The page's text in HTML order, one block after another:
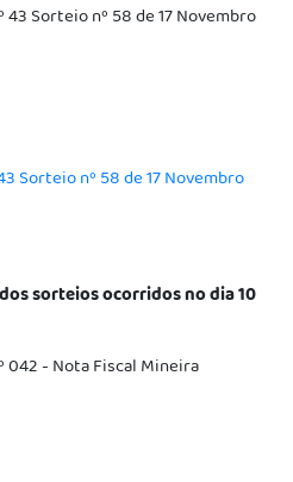
43 Sorteio nº 58 de 17 Novembro
Sorteio nº 58 de 17 Novembro
sorteios ocorridos no dia 10
042 - Nota Fiscal Mineira